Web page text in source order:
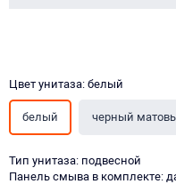
Цвет унитаза: белый
белый черный
Тип унитаза: подвесной
Панель смыва в комплекте: